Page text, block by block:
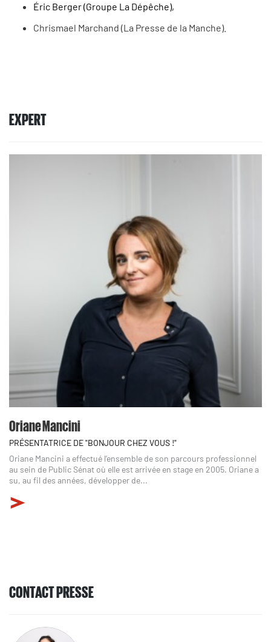
Éric Berger (Groupe La Dépêche),
Chrismael Marchand (La Presse de la Manche).
EXPERT
Oriane Mancini
PRÉSENTATRICE DE "BONJOUR CHEZ VOUS !"
Oriane Mancini a effectué l’ensemble de son parcours professionnel
au sein de Public Sénat où elle est arrivée en stage en 2005. Oriane a
su, au fil des années, développer de...
CONTACT PRESSE